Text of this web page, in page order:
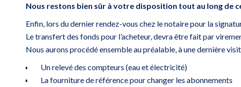
Nous restons bien sûr à votre disposition tout au long de
Enfin, lors du dernier rendez-vous chez le notaire pour la
Le transfert des fonds pour l’acheteur, devra être fait par
Nous aurons procédé ensemble au préalable, à une dernière
Un relevé des compteurs (eau et électricité)
La fourniture de référence pour changer les abonnements